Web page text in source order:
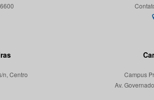
n, Centro
Campus
Av.